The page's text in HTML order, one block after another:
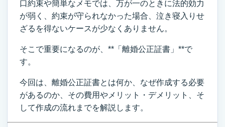
口約束や簡単なメモでは、万が一のときに法的効力
が弱く、約束が守られなかった場合、泣き寝入りせ
ざるを得ないケースが少なくありません。
そこで重要になるのが、**「離婚公正証書」**で
す。
今回は、離婚公正証書とは何か、なぜ作成する必要
があるのか、その費用やメリット・デメリット、そ
して作成の流れまでを解説します。